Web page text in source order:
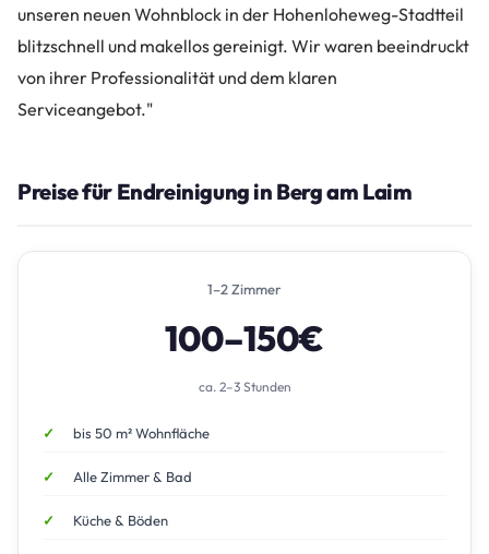
unseren neuen Wohnblock in der Hohenloheweg-Stadtteil
blitzschnell und makellos gereinigt. Wir waren beeindruckt
von ihrer Professionalität und dem klaren
Serviceangebot."
Preise für Endreinigung in Berg am Laim
1–2 Zimmer
100–150€
ca. 2–3 Stunden
bis 50 m² Wohnfläche
Alle Zimmer & Bad
Küche & Böden